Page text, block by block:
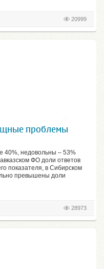
20999
проблемы
40%, недовольны – 53%
ФО доли ответов
показателя, в Сибирском
превышены доли
28973